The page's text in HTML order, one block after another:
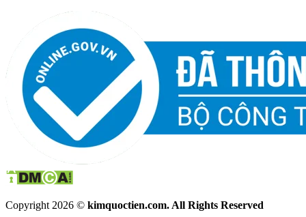
Copyright 2026 © kimquoctien.com. All Rights Reserved